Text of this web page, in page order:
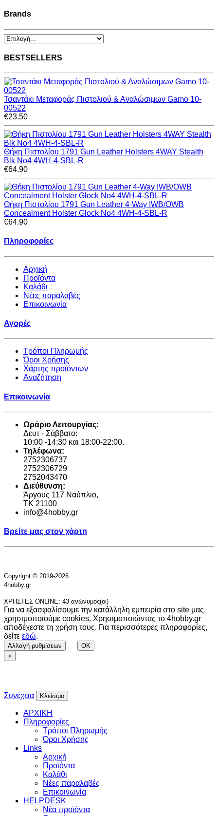
Brands
BESTSELLERS
Τσαντάκι Μεταφοράς Πιστολιού & Αναλώσιμων Gamo 10-
00522
€23.50
Θήκη Πιστολίου 1791 Gun Leather Holsters 4WAY Stealth
Blk No4 4WH-4-SBL-R
€64.90
Θήκη Πιστολίου 1791 Gun Leather 4-Way IWB/OWB
Concealment Holster Glock No4 4WH-4-SBL-R
€64.90
Πληροφορίες
Αρχική
Προϊόντα
Καλάθι
Νέες παραλαβές
Επικοινωνία
Αγορές
Τρόποι Πληρωμής
Όροι Χρήσης
Χάρτης προϊόντων
Αναζήτηση
Επικοινωνία
Ωράριο Λειτουργίας:
Δευτ - Σάββατο:
10:00 -14:30 και 18:00-22:00.
Τηλέφωνα:
2752306737
2752306729
2752043470
Διεύθυνση:
Άργους 117 Ναύπλιο,
TK 21100
info@4hobby.gr
Βρείτε μας στον χάρτη
Copyright © 2019-2026
4hobby.gr
ΧΡΗΣΤΕΣ ONLINE: 43 ανώνυμος(οι)
Για να εξασφαλίσουμε την κατάλληλη εμπειρία στο site μας,
χρησιμοποιούμε cookies. Χρησιμοποιώντας το 4hobby.gr
αποδέχεστε τη χρήση τους. Για περισσότερες πληροφορίες,
δείτε εδώ.
Αλλαγή ρυθμίσεων
OK
×
Συνέχεια Κλείσιμο
ΑΡΧΙΚΗ
Πληροφορίες
Τρόποι Πληρωμής
Όροι Χρήσης
Links
Αρχική
Προϊόντα
Καλάθι
Νέες παραλαβές
Επικοινωνία
HELPDESK
Νέα προϊόντα